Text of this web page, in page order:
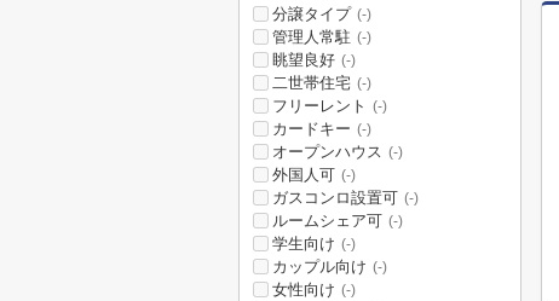
分譲タイプ (-)
管理人常駐 (-)
眺望良好 (-)
二世帯住宅 (-)
フリーレント (-)
カードキー (-)
オープンハウス (-)
外国人可 (-)
ガスコンロ設置可 (-)
ルームシェア可 (-)
学生向け (-)
カップル向け (-)
女性向け (-)